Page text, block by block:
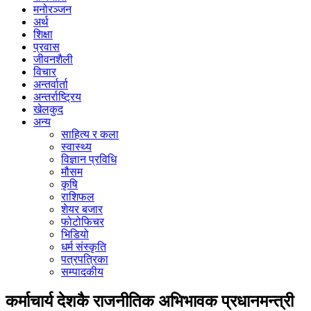
मनोरञ्जन
अर्थ
शिक्षा
प्रवास
जीवनशैली
विचार
अन्तर्वार्ता
अन्तर्राष्ट्रिय
खेलकुद
अन्य
साहित्य र कला
स्वास्थ्य
विज्ञान प्रविधि
मौसम
कृषि
राशिफल
शेयर बजार
फोटोफिचर
भिडियो
धर्म संस्कृति
पत्रपत्रिका
सम्पादकीय
कर्माचार्य देशकै राजनीतिक अभिभावक प्रधानमन्त्री